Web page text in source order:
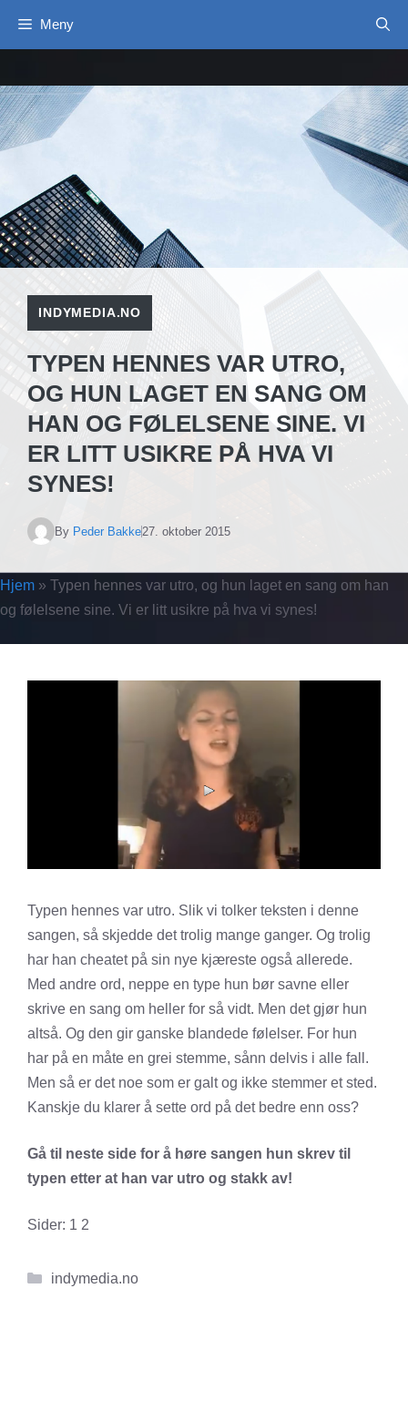
Meny
INDYMEDIA.NO
TYPEN HENNES VAR UTRO,
OG HUN LAGET EN SANG OM
HAN OG FØLELSENE SINE. VI
ER LITT USIKRE PÅ HVA VI
SYNES!
By Peder Bakke27. oktober 2015
Hjem » Typen hennes var utro, og hun laget en sang om han
og følelsene sine. Vi er litt usikre på hva vi synes!
Typen hennes var utro. Slik vi tolker teksten i denne
sangen, så skjedde det trolig mange ganger. Og trolig
har han cheatet på sin nye kjæreste også allerede.
Med andre ord, neppe en type hun bør savne eller
skrive en sang om heller for så vidt. Men det gjør hun
altså. Og den gir ganske blandede følelser. For hun
har på en måte en grei stemme, sånn delvis i alle fall.
Men så er det noe som er galt og ikke stemmer et sted.
Kanskje du klarer å sette ord på det bedre enn oss?
Gå til neste side for å høre sangen hun skrev til
typen etter at han var utro og stakk av!
Sider: 1 2
Kategorier
indymedia.no